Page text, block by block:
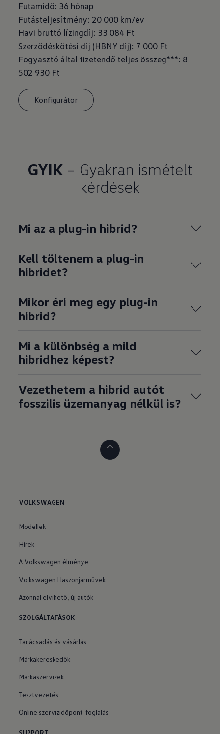
Futamidő: 36 hónap
Futásteljesítmény: 20 000 km/év
Havi bruttó lízingdíj: 33 084 Ft
Szerződéskötési díj (HBNY díj): 7 000 Ft
Fogyasztó által fizetendő teljes összeg***: 8
502 930 Ft
Konfigurátor
GYIK – Gyakran ismételt
kérdések
Mi az a plug-in hibrid?
Kell töltenem a plug-in
hibridet?
Mikor éri meg egy plug-in
hibrid?
Mi a különbség a mild
hibridhez képest?
Vezethetem a hibrid autót
fosszilis üzemanyag nélkül is?
VOLKSWAGEN
Modellek
Hírek
A Volkswagen élménye
Volkswagen Haszonjárművek
Azonnal elvihető, új autók
SZOLGÁLTATÁSOK
Tanácsadás és vásárlás
Márkakereskedők
Márkaszervizek
Tesztvezetés
Online szervizidőpont-foglalás
SUPPORT